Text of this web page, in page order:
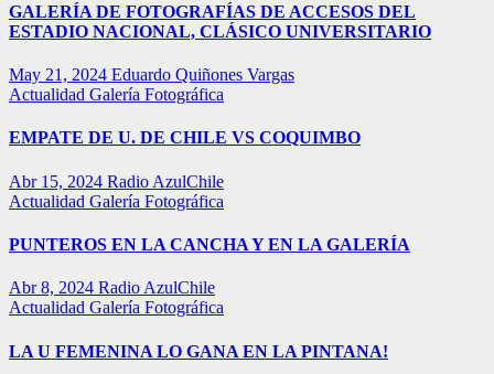
GALERÍA DE FOTOGRAFÍAS DE ACCESOS DEL
ESTADIO NACIONAL, CLÁSICO UNIVERSITARIO
May 21, 2024 Eduardo Quiñones Vargas
Actualidad Galería Fotográfica
EMPATE DE U. DE CHILE VS COQUIMBO
Abr 15, 2024 Radio AzulChile
Actualidad Galería Fotográfica
PUNTEROS EN LA CANCHA Y EN LA GALERÍA
Abr 8, 2024 Radio AzulChile
Actualidad Galería Fotográfica
LA U FEMENINA LO GANA EN LA PINTANA!